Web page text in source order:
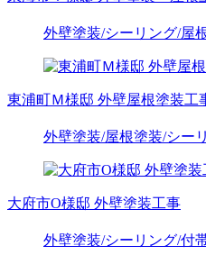
外壁塗装/シーリング/屋
東浦町Ｍ様邸 外壁屋根塗装工
外壁塗装/屋根塗装/シー
大府市O様邸 外壁塗装工事
外壁塗装/シーリング/付